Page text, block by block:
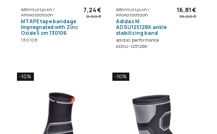
Αθλητιατρική /
Αποκατάσταση
MTAPE tape bandage
Impregnated with Zinc
Oxide 5 cm 130106
130106
7,24 €
9,00 €
Αθλητιατρική /
Αποκατάσταση
Adidas M
ADSU12512BK ankle
stabilizing band
adidas performance
ADSU-12512BK
16,81 €
19,00 €
-10% -10%